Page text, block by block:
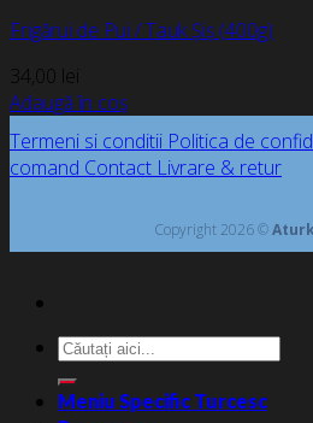
Frigărui de Pui / Tauk Șiș (400g)
34,00 lei
Adaugă în coș
Termeni si conditii Politica de
comand Contact Livrare & retur
Copyright 2026 ©
Caută
după:
Meniu Specific Turcesc